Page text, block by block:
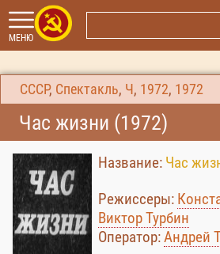
МЕНЮ
СССР, Спектакль, Ч , 1972, 1972
Час жизни (1972)
Название: Час
Режиссеры:
Виктор Турбин
Оператор:Андрей